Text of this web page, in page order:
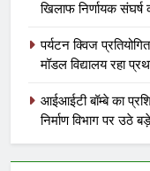
खिलाफ निर्णायक संघर्ष
पर्यटन क्विज
मॉडल विद्यालय रहा
आईआईटी बॉम्बे का
निर्माण विभाग पर उठे